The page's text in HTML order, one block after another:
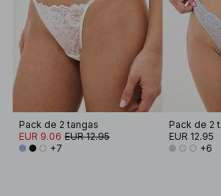
Pack de 2 tangas
EUR 9.06 EUR 12.95
+7
EUR 12.95
+6